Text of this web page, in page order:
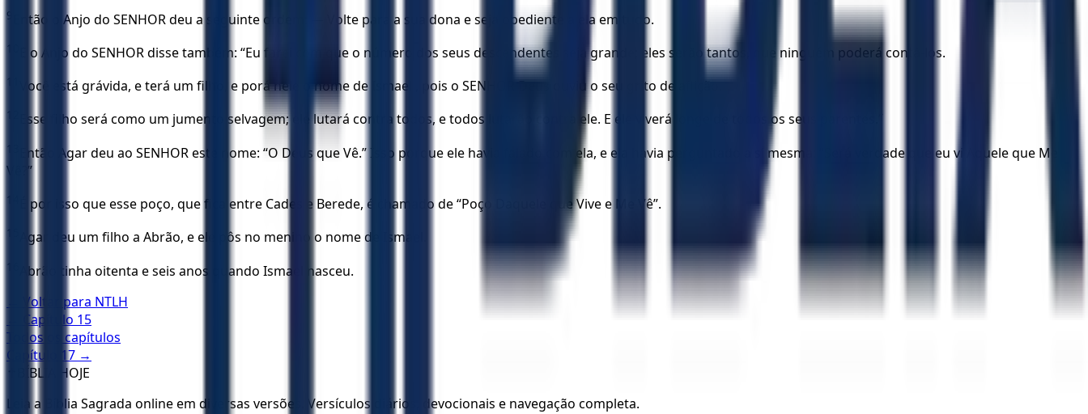
9 Então o Anjo do SENHOR deu a seguinte ordem: — Volte para a sua dona e seja obediente a ela em tudo.
10 E o Anjo do SENHOR disse também: “Eu farei com que o número dos seus descendentes seja grande; eles serão tantos, que ninguém poderá contá-los.
11 Você está grávida, e terá um filho, e porá nele o nome de Ismael , pois o SENHOR Deus ouviu o seu grito de aflição.
12 Esse filho será como um jumento selvagem; ele lutará contra todos, e todos lutarão contra ele. E ele viverá longe de todos os seus parentes.”
13
Então Agar deu ao SENHOR este nome: “O Deus que Vê.” Isso porque ele havia falado com ela, e ela havia perguntado a si mesma: “Será verdade que eu vi Aquele que Me
Vê?”
14 É por isso que esse poço, que fica entre Cades e Berede, é chamado de “Poço Daquele que Vive e Me Vê”.
15 Agar deu um filho a Abrão, e ele pôs no menino o nome de Ismael.
16
Abrão tinha oitenta e seis anos quando Ismael nasceu.
← Voltar para NTLH
← Capítulo 15
Todos os capítulos
Capítulo
17 →
BÍBLIA HOJE
Leia a Bíblia Sagrada online em diversas versões. Versículos diários, devocionais e navegação completa.